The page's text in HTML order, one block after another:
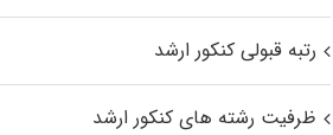
رتبه قبولی کنکور ارشد
ظرفیت رشته های کنکور ارشد